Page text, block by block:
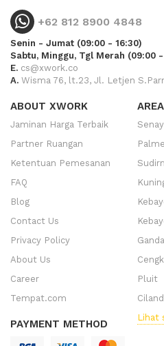
+62 812 8900 4848
Senin - Jumat (09:00 - 16:30)
Sabtu, Minggu, Tgl Merah (09:00 -
E. cs@xwork.co
A. Wisma 76, lt.23, Jl. Letjen
ABOUT XWORK
Jaminan Harga Terbaik
Partner Ruangan
Ketentuan Pemesanan
FAQ
Blog
Contact Us
Privacy Policy
About Us
Career
Tempat.com
PAYMENT METHOD
AREA
Pluit
Lihat